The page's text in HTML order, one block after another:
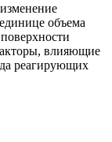
объема
влияющие
реагирующих